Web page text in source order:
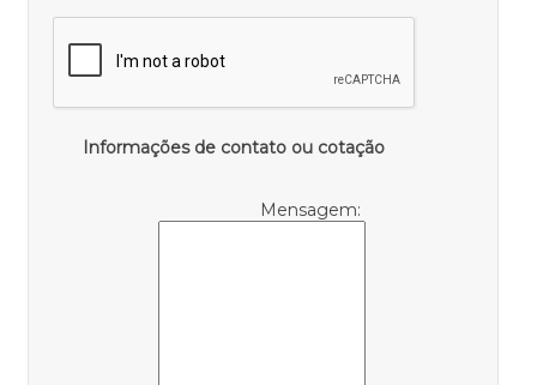
Informações de contato ou cotação
Mensagem: